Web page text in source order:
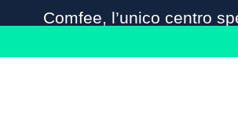
Comfee, l’unico centro